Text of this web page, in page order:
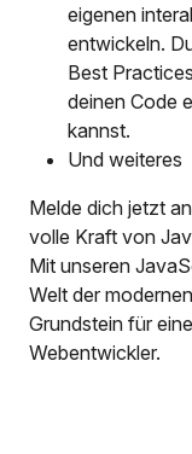
eigenen
entwickeln.
Best
deinen Code
kannst.
Und weiteres
Melde dich jetzt
volle Kraft von
Mit unseren
Welt der
Grundstein für
Webentwickler.